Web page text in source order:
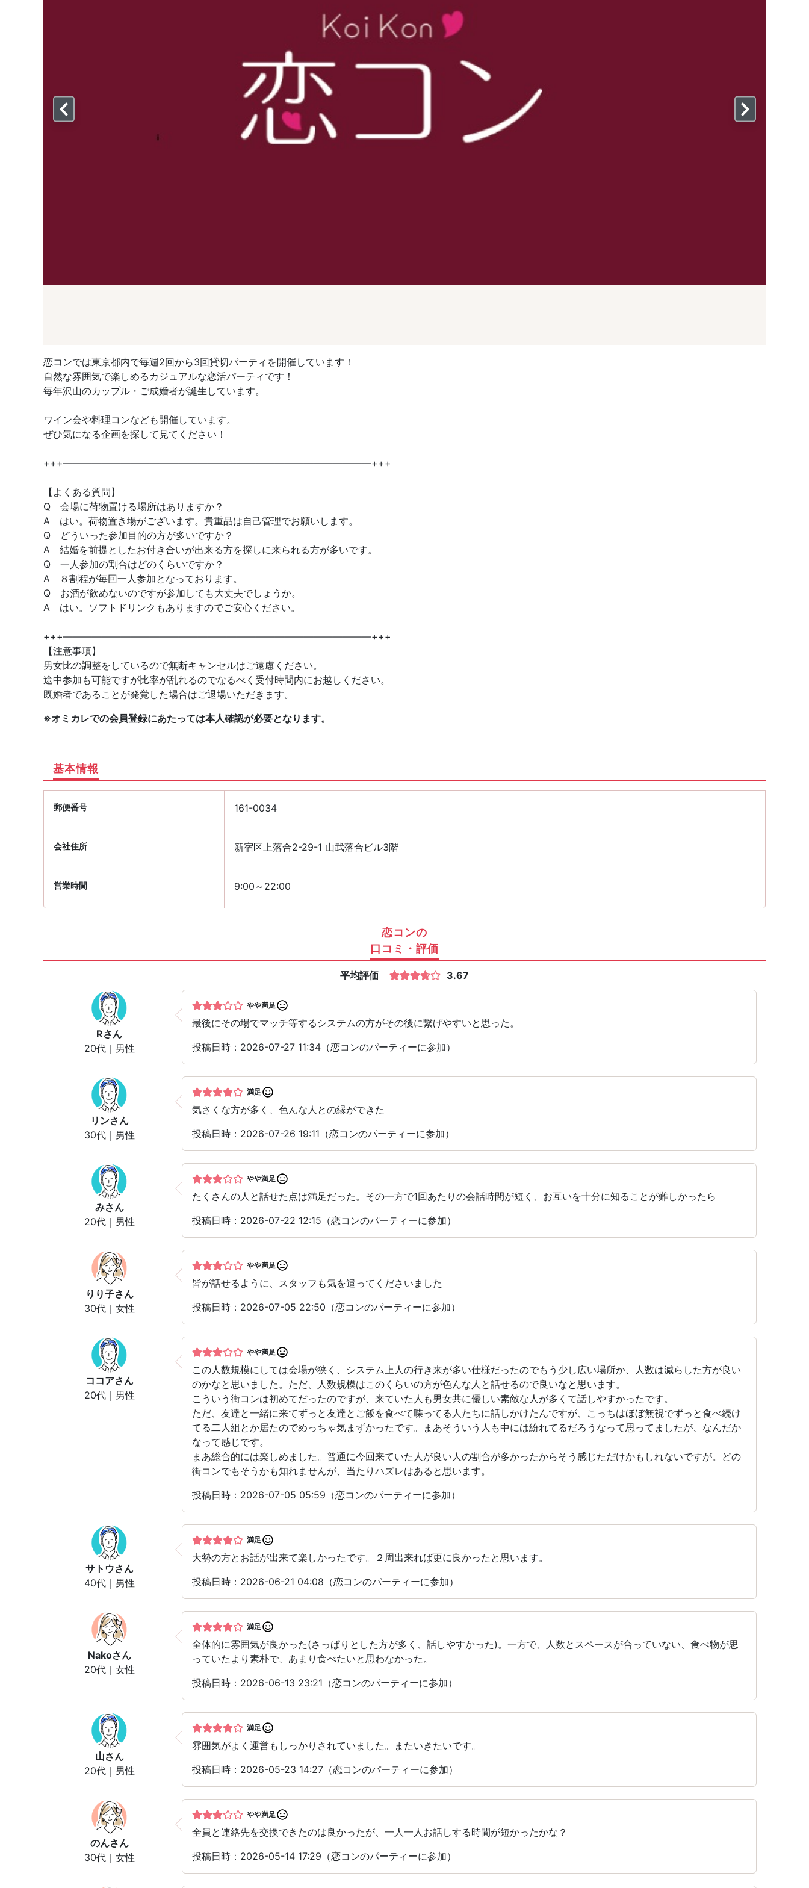
恋コンでは東京都内で毎週2回から3回貸切パーティを開催しています！
自然な雰囲気で楽しめるカジュアルな恋活パーティです！
毎年沢山のカップル・ご成婚者が誕生しています。
ワイン会や料理コンなども開催しています。
ぜひ気になる企画を探して見てください！
+++————————————————————————————————+++
【よくある質問】
Q 会場に荷物置ける場所はありますか？
A はい。荷物置き場がございます。貴重品は自己管理でお願いします。
Q どういった参加目的の方が多いですか？
A 結婚を前提としたお付き合いが出来る方を探しに来られる方が多いです。
Q 一人参加の割合はどのくらいですか？
A ８割程が毎回一人参加となっております。
Q お酒が飲めないのですが参加しても大丈夫でしょうか。
A はい。ソフトドリンクもありますのでご安心ください。
+++————————————————————————————————+++
【注意事項】
男女比の調整をしているので無断キャンセルはご遠慮ください。
途中参加も可能ですが比率が乱れるのでなるべく受付時間内にお越しください。
既婚者であることが発覚した場合はご退場いただきます。
※オミカレでの会員登録にあたっては本人確認が必要となります。
基本情報
郵便番号 161-0034
会社住所 新宿区上落合2-29-1 山武落合ビル3階
営業時間 9:00～22:00
恋コンの
口コミ・評価
平均評価 3.67
Rさん
20代｜男性
やや満足
最後にその場でマッチ等するシステムの方がその後に繋げやすいと思った。
投稿日時：2026-07-27 11:34（恋コンのパーティーに参加）
リンさん
30代｜男性
満足
気さくな方が多く、色んな人との縁ができた
投稿日時：2026-07-26 19:11（恋コンのパーティーに参加）
みさん
20代｜男性
やや満足
たくさんの人と話せた点は満足だった。その一方で1回あたりの会話時間が短く、お互いを十分に知ることが難しかったら
投稿日時：2026-07-22 12:15（恋コンのパーティーに参加）
りり子さん
30代｜女性
やや満足
皆が話せるように、スタッフも気を遣ってくださいました
投稿日時：2026-07-05 22:50（恋コンのパーティーに参加）
ココアさん
20代｜男性
やや満足
この人数規模にしては会場が狭く、システム上人の行き来が多い仕様だったのでもう少し広い場所か、人数は減らした方が良い
のかなと思いました。ただ、人数規模はこのくらいの方が色んな人と話せるので良いなと思います。
こういう街コンは初めてだったのですが、来ていた人も男女共に優しい素敵な人が多くて話しやすかったです。
ただ、友達と一緒に来てずっと友達とご飯を食べて喋ってる人たちに話しかけたんですが、こっちはほぼ無視でずっと食べ続け
てる二人組とか居たのでめっちゃ気まずかったです。まあそういう人も中には紛れてるだろうなって思ってましたが、なんだか
なって感じです。
まあ総合的には楽しめました。普通に今回来ていた人が良い人の割合が多かったからそう感じただけかもしれないですが。どの
街コンでもそうかも知れませんが、当たりハズレはあると思います。
投稿日時：2026-07-05 05:59（恋コンのパーティーに参加）
サトウさん
40代｜男性
満足
大勢の方とお話が出来て楽しかったです。２周出来れば更に良かったと思います。
投稿日時：2026-06-21 04:08（恋コンのパーティーに参加）
Nakoさん
20代｜女性
満足
全体的に雰囲気が良かった(さっぱりとした方が多く、話しやすかった)。一方で、人数とスペースが合っていない、食べ物が思
っていたより素朴で、あまり食べたいと思わなかった。
投稿日時：2026-06-13 23:21（恋コンのパーティーに参加）
山さん
20代｜男性
満足
雰囲気がよく運営もしっかりされていました。またいきたいです。
投稿日時：2026-05-23 14:27（恋コンのパーティーに参加）
のんさん
30代｜女性
やや満足
全員と連絡先を交換できたのは良かったが、一人一人お話しする時間が短かったかな？
投稿日時：2026-05-14 17:29（恋コンのパーティーに参加）